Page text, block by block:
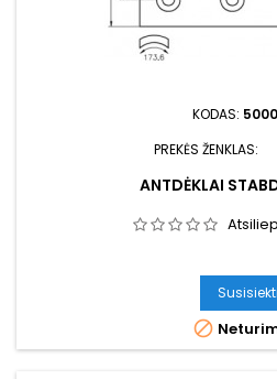
KODAS:
PREKĖS ŽENKLAS:
ANTDĖKLAI
Susisiekti
